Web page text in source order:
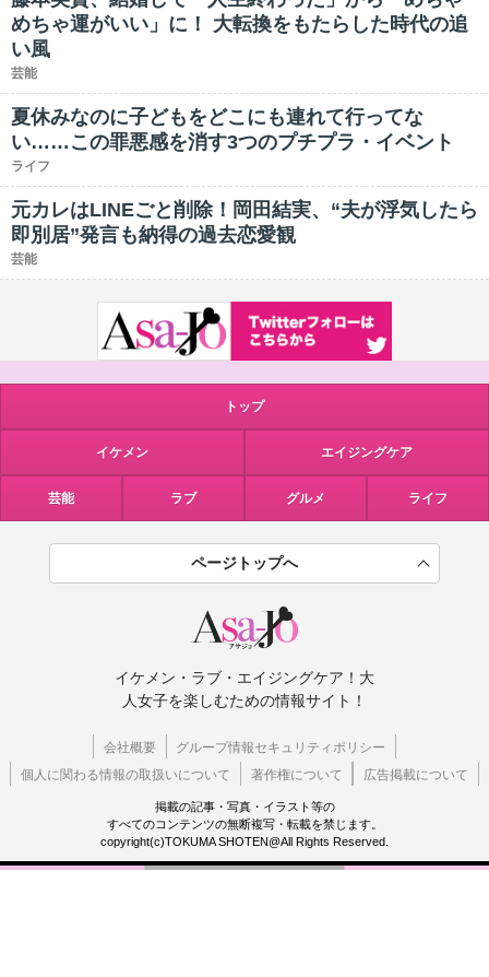
めちゃ運がいい」に！ 大転換をもたらした時代の追
い風
芸能
夏休みなのに子どもをどこにも連れて行ってな
い……この罪悪感を消す3つのプチプラ・イベント
ライフ
元カレはLINEごと削除！岡田結実、“夫が浮気したら
即別居”発言も納得の過去恋愛観
芸能
トップ
イケメン エイジングケア
芸能 ラブ グルメ ライフ
ページトップへ
イケメン・ラブ・エイジングケア！大
人女子を楽しむための情報サイト！
会社概要
グループ情報セキュリティポリシー
個人に関わる情報の取扱いについて
著作権について 広告掲載について
掲載の記事・写真・イラスト等の
すべてのコンテンツの無断複写・転載を禁じます。
copyright(c)TOKUMA SHOTEN@All Rights Reserved.